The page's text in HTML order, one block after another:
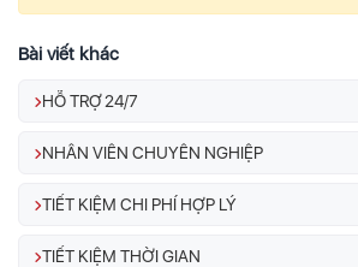
Bài viết khác
HỖ TRỢ 24/7
NHÂN VIÊN CHUYÊN NGHIỆP
TIẾT KIỆM CHI PHÍ HỢP LÝ
TIẾT KIỆM THỜI GIAN